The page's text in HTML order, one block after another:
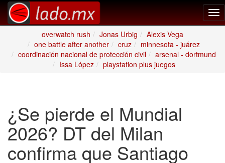
overwatch rush
Jonas Urbig
Alexis Vega
one battle after another
cruz
minnesota - juárez
coordinación nacional de protección civil
arsenal - dortmund
Issa López
playstation plus juegos
¿Se pierde el Mundial
2026? DT del Milan
confirma que Santiago